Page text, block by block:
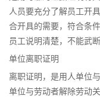
人员要充分了解员工开
合开具的需要，符合条
员工说明清楚，不能武断
单位离职证明
离职证明，是用人单位
单位与劳动者解除劳动